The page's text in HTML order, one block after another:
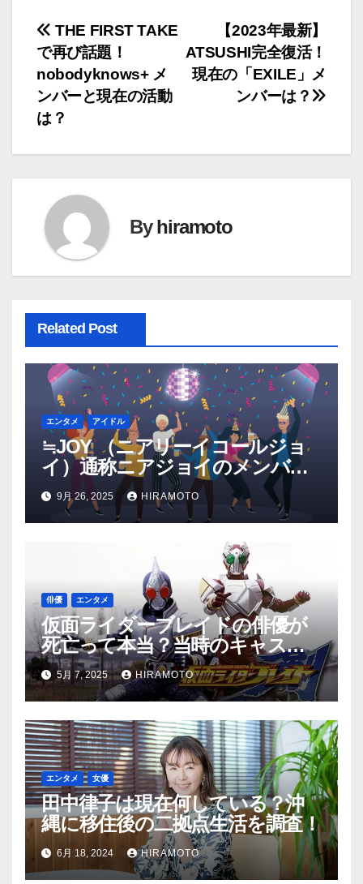
投
稿
ナ
ビ
ー
シ
ョ
【2023年最新】
ATSUSHI完全復活！
現在の「EXILE」メ
ンバーは？
THE FIRST TAKE
で再び話題！
nobodyknows+ メ
ンバーと現在の活動
は？
Byhiramoto
Related Post
エンタメ アイドル
≒JOY （ニアリーイコールジョ
イ）通称ニアジョイのメンバー
の年齢やメンバーカラーは？
9月 26, 2025 HIRAMOTO
俳優 エンタメ
仮面ライダーブレイドの俳優が
死亡って本当？当時のキャスト
を調査！
5月 7, 2025 HIRAMOTO
エンタメ 女優
田中律子は現在何している？沖
縄に移住後の二拠点生活を調査！
6月 18, 2024 HIRAMOTO